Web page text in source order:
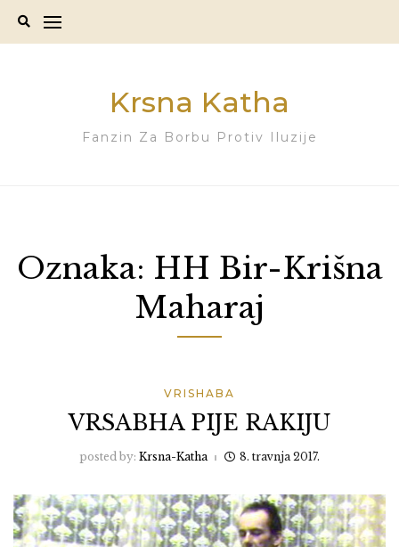
Krsna Katha
Fanzin Za Borbu Protiv Iluzije
Oznaka: HH Bir-Krišna
Maharaj
VRISHABA
VRSABHA PIJE RAKIJU
posted by: Krsna-Katha 8. travnja 2017.